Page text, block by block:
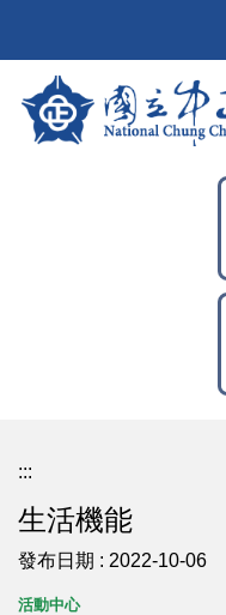
要
:::
生活機能
發布日期 : 2022-10-06
活動中心